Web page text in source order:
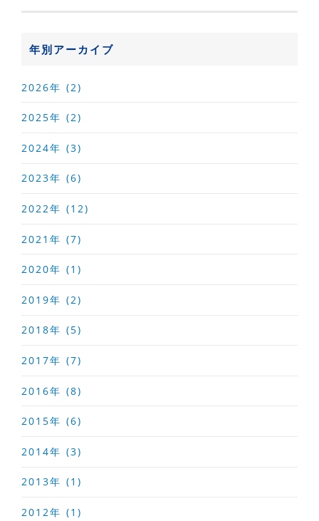
年別アーカイブ
2026年 (2)
2025年 (2)
2024年 (3)
2023年 (6)
2022年 (12)
2021年 (7)
2020年 (1)
2019年 (2)
2018年 (5)
2017年 (7)
2016年 (8)
2015年 (6)
2014年 (3)
2013年 (1)
2012年 (1)